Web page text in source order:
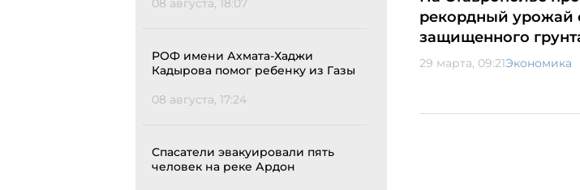
08 августа, 18:07
РОФ имени Ахмата-Хаджи
Кадырова помог ребенку из Газы
08 августа, 17:24
Спасатели эвакуировали пять
человек на реке Ардон
рекордный урожай
защищенного
29 марта, 09:21Экономика